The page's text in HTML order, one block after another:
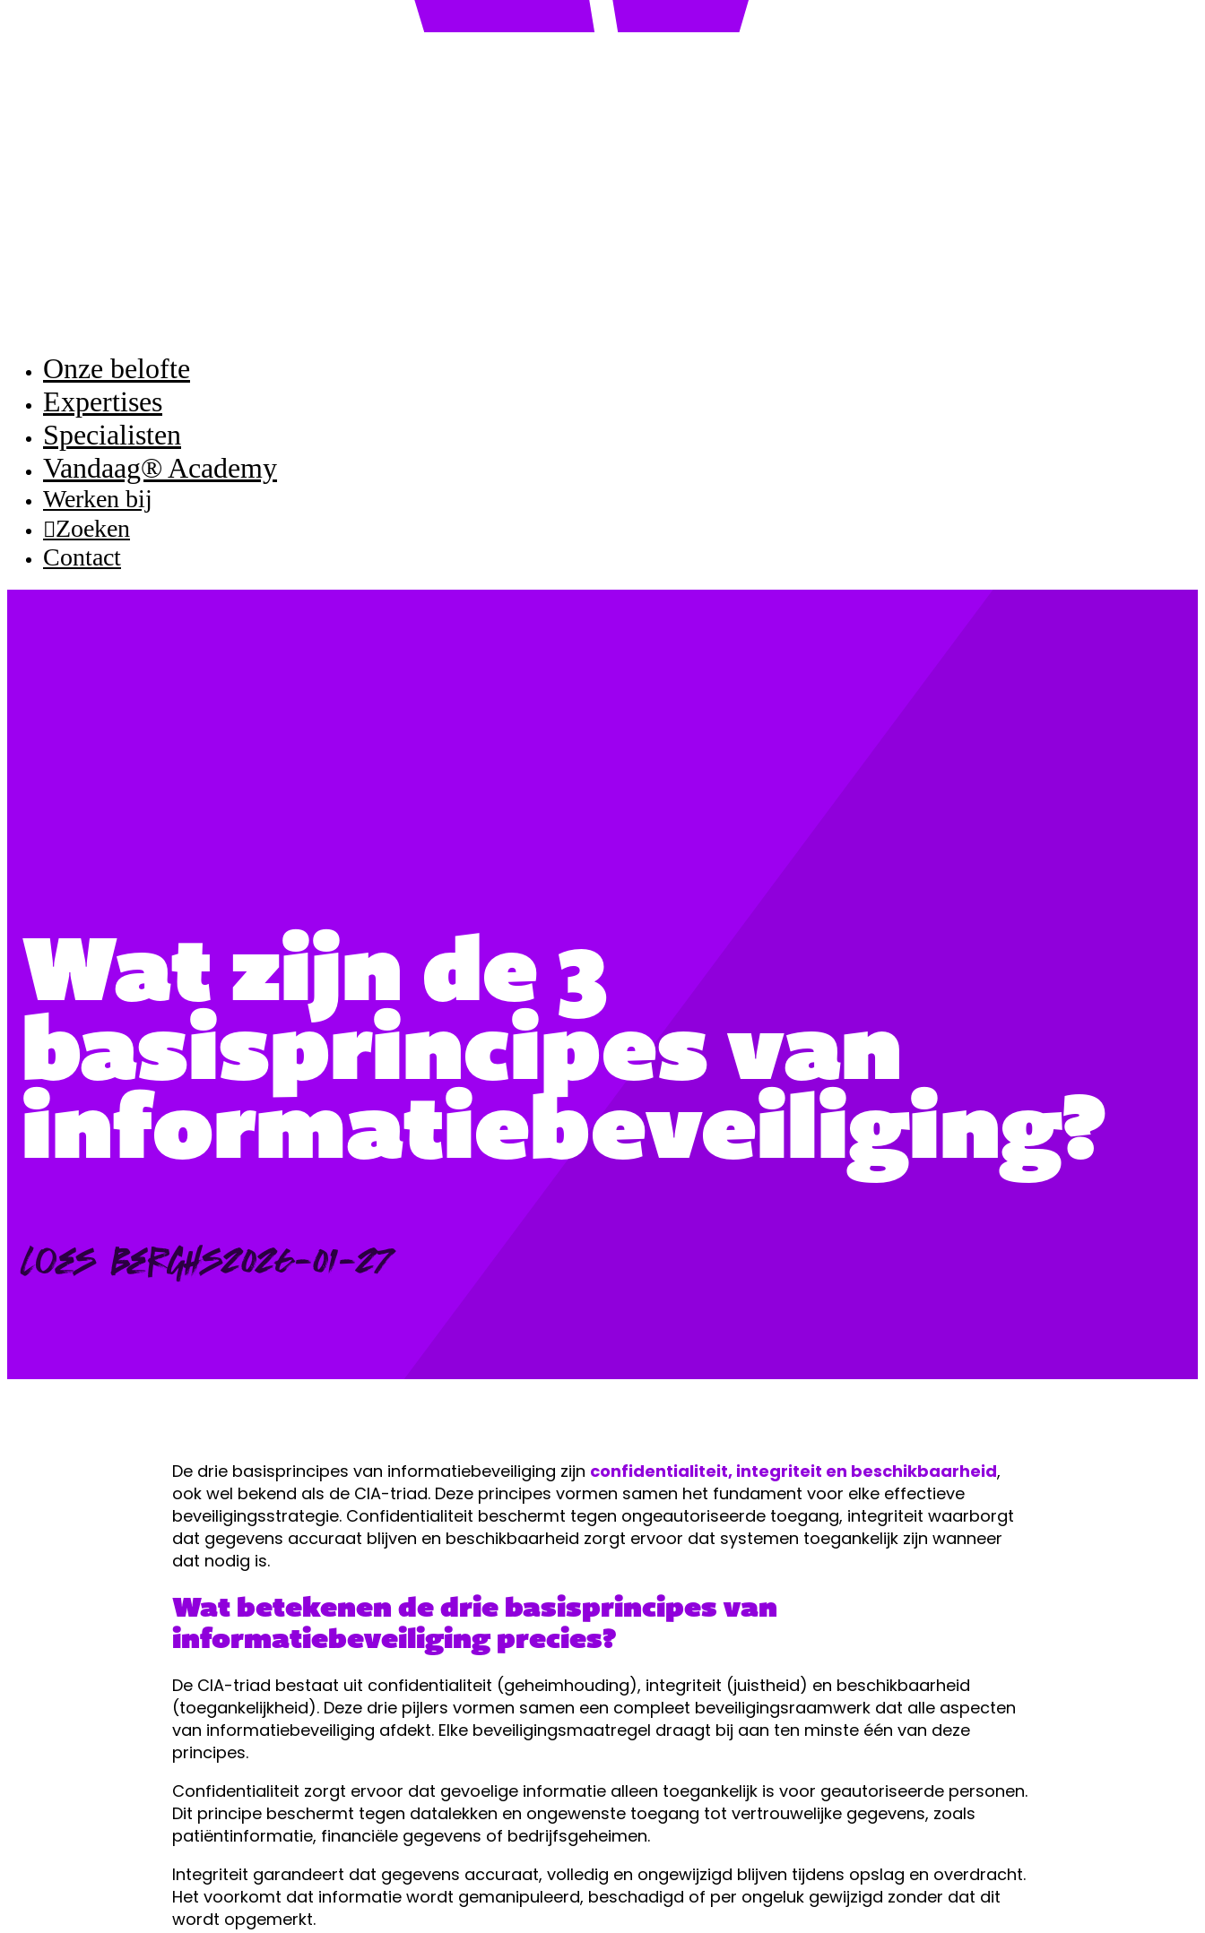
Onze belofte
Expertises
Specialisten
Vandaag® Academy
Werken bij
Zoeken
Contact
Wat zijn de 3
basisprincipes van
informatiebeveiliging?
Posted
by:
Loes Berghs2026-01-27
De drie basisprincipes van informatiebeveiliging zijn confidentialiteit, integriteit en beschikbaarheid,
ook wel bekend als de CIA-triad. Deze principes vormen samen het fundament voor elke effectieve
beveiligingsstrategie. Confidentialiteit beschermt tegen ongeautoriseerde toegang, integriteit waarborgt
dat gegevens accuraat blijven en beschikbaarheid zorgt ervoor dat systemen toegankelijk zijn wanneer
dat nodig is.
Wat betekenen de drie basisprincipes van
informatiebeveiliging precies?
De CIA-triad bestaat uit confidentialiteit (geheimhouding), integriteit (juistheid) en beschikbaarheid
(toegankelijkheid). Deze drie pijlers vormen samen een compleet beveiligingsraamwerk dat alle aspecten
van informatiebeveiliging afdekt. Elke beveiligingsmaatregel draagt bij aan ten minste één van deze
principes.
Confidentialiteit zorgt ervoor dat gevoelige informatie alleen toegankelijk is voor geautoriseerde personen.
Dit principe beschermt tegen datalekken en ongewenste toegang tot vertrouwelijke gegevens, zoals
patiëntinformatie, financiële gegevens of bedrijfsgeheimen.
Integriteit garandeert dat gegevens accuraat, volledig en ongewijzigd blijven tijdens opslag en overdracht.
Het voorkomt dat informatie wordt gemanipuleerd, beschadigd of per ongeluk gewijzigd zonder dat dit
wordt opgemerkt.